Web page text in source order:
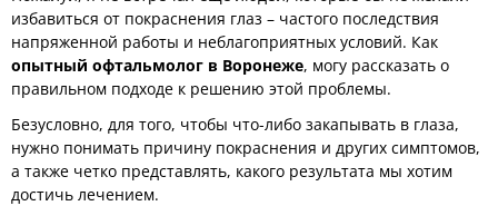
избавиться от покраснения глаз – частого последствия
напряженной работы и неблагоприятных условий. Как
опытный офтальмолог в Воронеже, могу рассказать о
правильном подходе к решению этой проблемы.
Безусловно, для того, чтобы что-либо закапывать в глаза,
нужно понимать причину покраснения и других симптомов,
а также четко представлять, какого результата мы хотим
достичь лечением.